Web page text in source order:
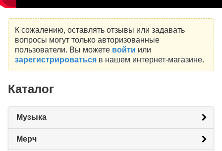
К сожалению, оставлять отзывы или задавать
вопросы могут только авторизованные
пользователи. Вы можете войти или
зарегистрироватьсяв нашем интернет-магазине.
Каталог
Музыка
Мерч